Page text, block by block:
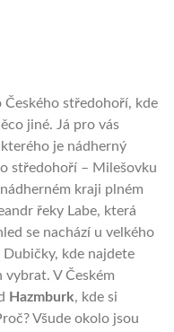
Českého středohoří, kde
jiné. Já pro vás
kterého je nádherný
středohoří – Milešovku
kraji plném
řeky Labe, která
se nachází u velkého
Dubičky, kde najdete
vybrat. V Českém
Hazmburk, kde si
Všude okolo jsou